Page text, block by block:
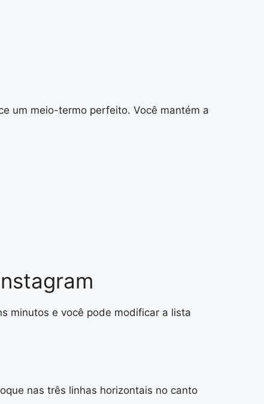
um meio-termo perfeito. Você mantém a
minutos e você pode modificar a lista
nas três linhas horizontais no canto